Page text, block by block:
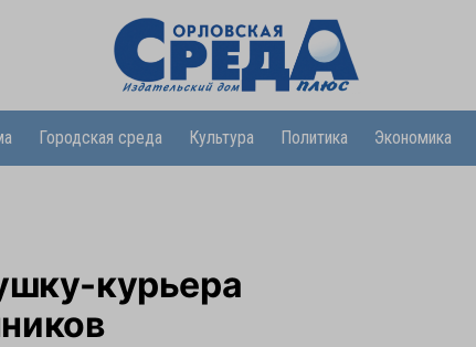
Городская среда Культура Политика Экономика
курьера